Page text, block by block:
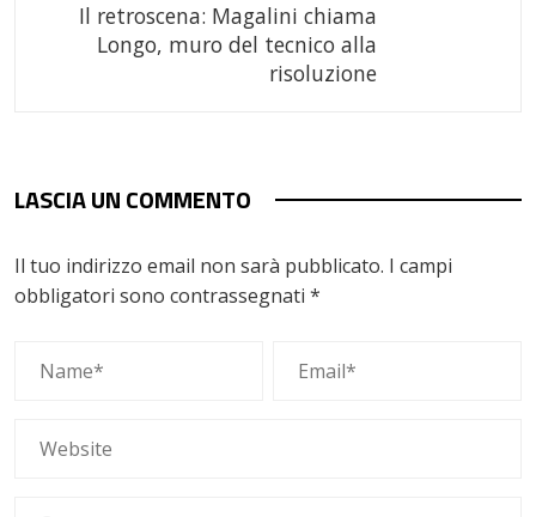
Il retroscena: Magalini chiama
Longo, muro del tecnico alla
risoluzione
LASCIA UN COMMENTO
Il tuo indirizzo email non sarà pubblicato. I campi
obbligatori sono contrassegnati *